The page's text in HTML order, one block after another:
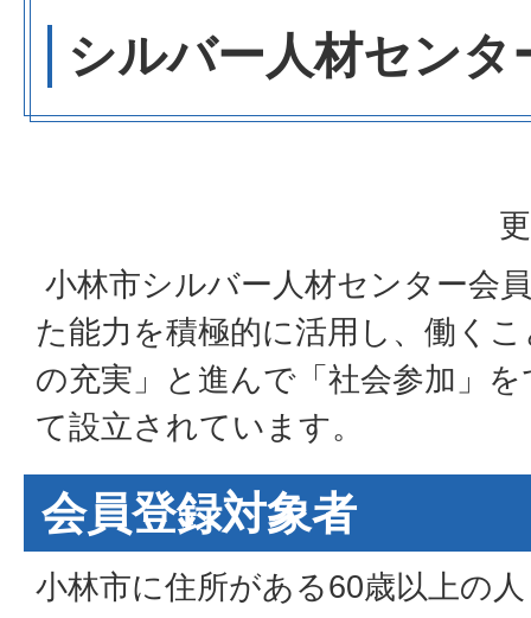
シルバー人材センタ
小林市シルバー人材センター会
た能力を積極的に活用し、働く
の充実」と進んで「社会参加」
て設立されています。
会員登録対象者
小林市に住所がある60歳以上の人